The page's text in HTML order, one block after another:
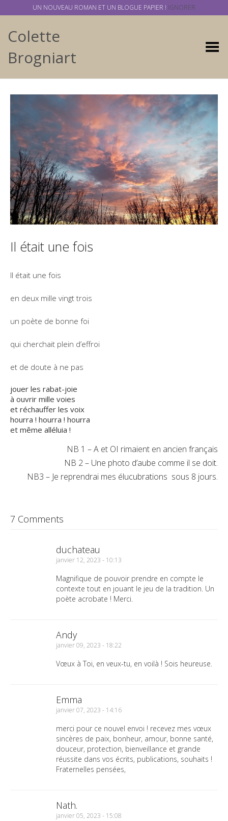
Colette
Brogniart
Basculer
Il était une fois
Il était une fois
en deux mille vingt trois
un poète de bonne foi
qui cherchait plein d’effroi
et de doute à ne pas
jouer les rabat-joie
à ouvrir mille voies
et réchauffer les voix
hourra ! hourra ! hourra
et même alléluia !
NB 1 – A et OI rimaient en ancien français
NB 2 – Une photo d’aube comme il se doit.
NB3 – Je reprendrai mes élucubrations sous 8 jours.
7 Comments
duchateau
janvier 12, 2023 - 10:13
Magnifique de pouvoir prendre en compte le
contexte tout en jouant le jeu de la tradition. Un
poète acrobate ! Merci.
Andy
janvier 09, 2023 - 18:22
Vœux à Toi, en veux-tu, en voilà ! Sois heureuse.
Emma
janvier 07, 2023 - 14:16
merci pour ce nouvel envoi ! recevez mes vœux
sincères de paix, bonheur, amour, bonne santé,
douceur, protection, bienveillance et grande
réussite dans vos écrits, publications, souhaits !
Fraternelles pensées,
Nath.
janvier 05, 2023 - 15:08
UN NOUVEAU ROMAN ET UN BLOGUE PAPIER ! IGNORER